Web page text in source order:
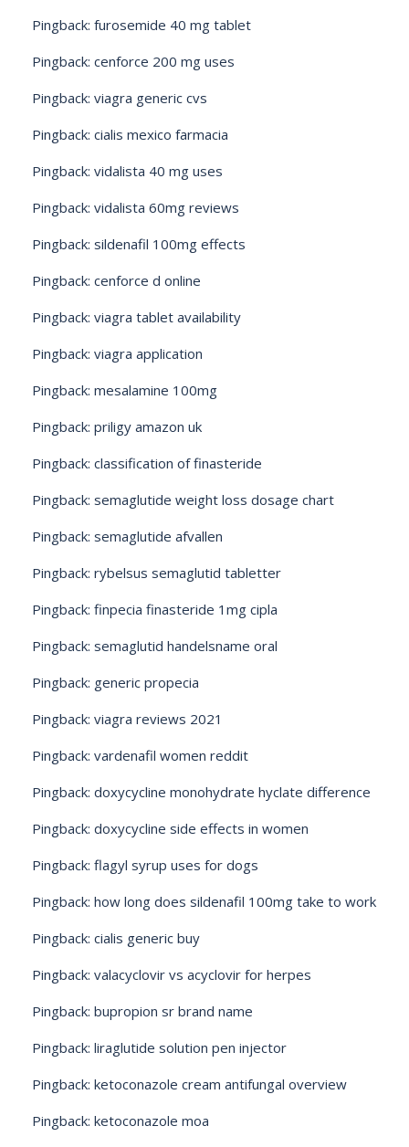
Pingback: furosemide 40 mg tablet
Pingback: cenforce 200 mg uses
Pingback: viagra generic cvs
Pingback: cialis mexico farmacia
Pingback: vidalista 40 mg uses
Pingback: vidalista 60mg reviews
Pingback: sildenafil 100mg effects
Pingback: cenforce d online
Pingback: viagra tablet availability
Pingback: viagra application
Pingback: mesalamine 100mg
Pingback: priligy amazon uk
Pingback: classification of finasteride
Pingback: semaglutide weight loss dosage chart
Pingback: semaglutide afvallen
Pingback: rybelsus semaglutid tabletter
Pingback: finpecia finasteride 1mg cipla
Pingback: semaglutid handelsname oral
Pingback: generic propecia
Pingback: viagra reviews 2021
Pingback: vardenafil women reddit
Pingback: doxycycline monohydrate hyclate difference
Pingback: doxycycline side effects in women
Pingback: flagyl syrup uses for dogs
Pingback: how long does sildenafil 100mg take to work
Pingback: cialis generic buy
Pingback: valacyclovir vs acyclovir for herpes
Pingback: bupropion sr brand name
Pingback: liraglutide solution pen injector
Pingback: ketoconazole cream antifungal overview
Pingback: ketoconazole moa